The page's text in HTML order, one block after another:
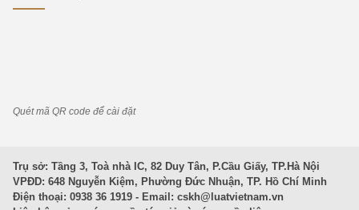
Quét mã QR code để cài đặt
Trụ sở: Tầng 3, Toà nhà IC, 82 Duy Tân, P.Cầu Giấy, TP.Hà Nội
VPĐD: 648 Nguyễn Kiệm, Phường Đức Nhuận, TP. Hồ Chí Minh
Điện thoại: 0938 36 1919 - Email: cskh@luatvietnam.vn